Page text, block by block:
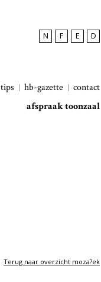
N F E D
tips hb-gazette
contact
afspraak toonzaal
Terug naar overzicht moza?ek